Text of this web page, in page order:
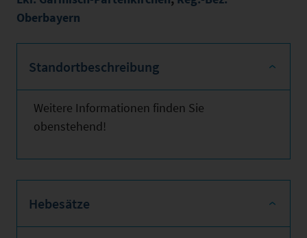
Oberbayern
Standortbeschreibung
Weitere Informationen finden Sie
obenstehend!
Hebesätze